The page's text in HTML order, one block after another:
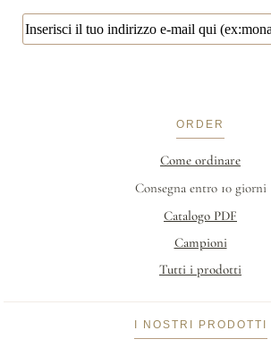
ORDER
Come ordinare
Consegna entro 10 giorni
Catalogo PDF
Campioni
Tutti i prodotti
I NOSTRI PRODOTTI